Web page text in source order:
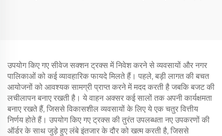
उपयोग किए गए सीवेज सक्शन ट्रक्स में निवेश करने से व्यवसायों और नगर
पालिकाओं को कई व्यावहारिक फायदे मिलते हैं। पहले, बड़ी लागत की बचत
आयोजनों को आवश्यक सामग्री प्राप्त करने में मदद करती है जबकि बजट की
लचीलापन बनाए रखती है। ये वाहन अक्सर कई सालों तक अपनी कार्यक्षमता
बनाए रखते हैं, जिससे विकासशील व्यवसायों के लिए ये एक चतुर वित्तीय
निर्णय होते हैं। उपयोग किए गए ट्रक्स की तुरंत उपलब्धता नए उपकरणों की
ऑर्डर के साथ जुड़े हुए लंबे इंतजार के दौर को खत्म करती है, जिससे